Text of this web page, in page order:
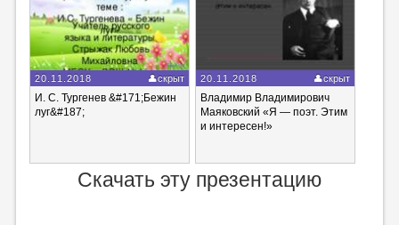
20.11.2018 скрыт
И. С. Тургенев &#171;Бежин
луг&#187;
20.11.2018 скрыт
Владимир Владимирович
Маяковский «Я — поэт. Этим
и интересен!»
Скачать эту презентацию